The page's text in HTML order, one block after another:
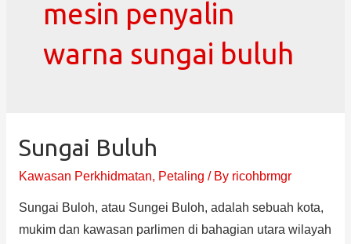
mesin penyalin
warna sungai buluh
Sungai Buluh
Kawasan Perkhidmatan, Petaling / By ricohbrmgr
Sungai Buloh, atau Sungei Buloh, adalah sebuah kota,
mukim dan kawasan parlimen di bahagian utara wilayah